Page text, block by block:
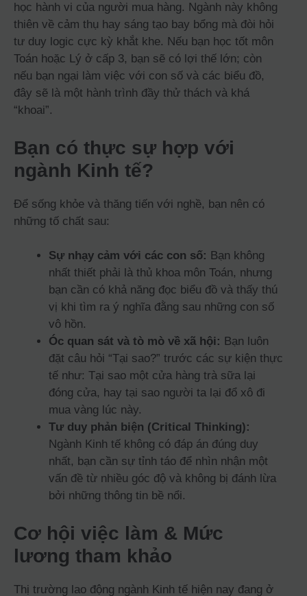
học hành vi của người mua hàng. Ngành này không
thiên về cảm thụ hay sáng tạo bay bổng mà đòi hỏi
tư duy logic cực kỳ khắt khe. Nếu bạn học tốt môn
Toán hoặc Lý ở cấp 3, bạn sẽ có lợi thế lớn; còn
nếu bạn ngại làm việc với con số và các biểu đồ,
đây sẽ là một hành trình đầy thử thách và khá
“khoai”.
Bạn có thực sự hợp với
ngành Kinh tế?
Để sống khỏe và thăng tiến với nghề, bạn nên có
những tố chất sau:
Sự nhạy cảm với các con số: Bạn không
nhất thiết phải là thủ khoa môn Toán, nhưng
bạn cần có khả năng đọc biểu đồ và thấy thú
vị khi tìm ra ý nghĩa đằng sau những con số
vô hồn.
Óc quan sát và tò mò về xã hội: Bạn luôn
đặt câu hỏi “Tại sao?” trước các sự kiện thực
tế như: Tại sao một cửa hàng trà sữa lại
đóng cửa, hay tại sao người ta lại đổ xô đi
mua vàng lúc này.
Tư duy phản biện (Critical Thinking):
Ngành Kinh tế không có đáp án đúng duy
nhất, bạn cần sự tỉnh táo để nhìn nhận một
vấn đề từ nhiều góc độ và không bị đánh lừa
bởi những thông tin bề nổi.
Cơ hội việc làm & Mức
lương tham khảo
Thị trường lao động ngành Kinh tế hiện nay đang ở